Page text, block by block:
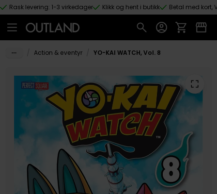
Hopp til hovedinnhold
Rask levering: 1-3 virkedager Klikk og hent i butikk Betal med kort,
Action & eventyr YO-KAI WATCH, Vol. 8